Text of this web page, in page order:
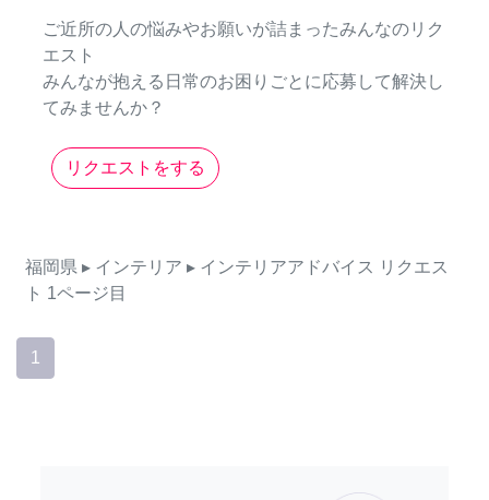
ご近所の人の悩みやお願いが詰まったみんなのリク
エスト
みんなが抱える日常のお困りごとに応募して解決し
てみませんか？
リクエストをする
福岡県 ▸ インテリア ▸ インテリアアドバイス リクエス
ト 1ページ目
1